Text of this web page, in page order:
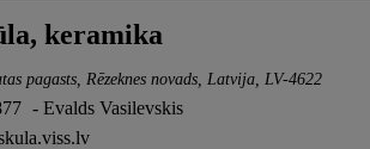
keramika
pagasts, Rēzeknes novads, Latvija, LV-4622
- Evalds Vasilevskis